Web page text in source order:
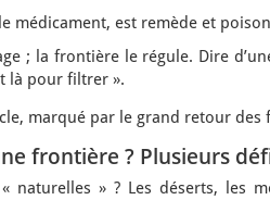
médicament, est remède et
; la frontière le régule. Dire
là pour filtrer ».
marqué par le grand retour
frontière ? Plusieurs
naturelles » ? Les déserts, les